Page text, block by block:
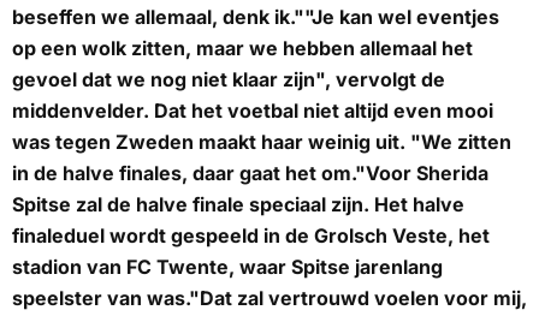
beseffen we allemaal, denk ik.""Je kan wel eventjes
op een wolk zitten, maar we hebben allemaal het
gevoel dat we nog niet klaar zijn", vervolgt de
middenvelder. Dat het voetbal niet altijd even mooi
was tegen Zweden maakt haar weinig uit. "We zitten
in de halve finales, daar gaat het om."Voor Sherida
Spitse zal de halve finale speciaal zijn. Het halve
finaleduel wordt gespeeld in de Grolsch Veste, het
stadion van FC Twente, waar Spitse jarenlang
speelster van was."Dat zal vertrouwd voelen voor mij,